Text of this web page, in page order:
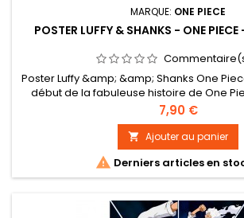
MARQUE: ONE PIECE
POSTER LUFFY & SHANKS - ONE
Poster Luffy &amp; &amp; Shanks One
début de la fabuleuse histoire de One
Shanks à l'occasion de la célébration des
Repartez pour une nouvelle aventure sur
Line grâce à ce poster One Piece par GB
170 g/m² sur papier brillant. Impression
Prix
7,90 €
 Ajouter au panier
 Derniers articles en